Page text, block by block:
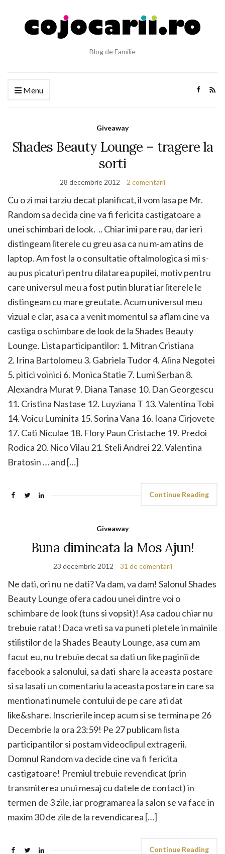
Blog de Familie
Menu
Giveaway
Shades Beauty Lounge – tragere la
sorti
28 decembrie 2012 2 comentarii
Cu o zi mai tarziu decat planificat, il vom lasa pe Mr.
Random sa decida cine va fi fericita castigatoare a
unei schimbari de look. .. Chiar imi pare rau, dar ieri
distingeam literele cu greu asa ca nu m-am atins de
laptop. Am fost la o consultatie oftalmologica si mi s-
au pus picaturi pentru dilatarea pupilei, motiv pentru
care universul meu a fost putin blurat iar literele le
distingeam cu mare greutate. Acum universul meu
vizual e clar, asa ca a venit momentul sa aflam cine va
castiga o schimbare de look de la Shades Beauty
Lounge. Lista participantilor: 1. Mitran Cristiana
2. Irina Bartolomeu 3. Gabriela Tudor 4. Alina Negotei
5. pitici voinici 6. Monica Statie 7. Lumi Serban 8.
Alexandra Murat 9. Diana Tanase 10. Dan Georgescu
11. Cristina Nastase 12. Luyziana T 13. Valentina Tobi
14. Voicu Luminita 15. Sorina Vana 16. Ioana Cirjovete
17. Cati Niculae 18. Flory Paun Cristache 19. Predoi
Rodica 20. Nico Vilau 21. Steli Andrei 22. Valentina
Bratosin … and […]
Continue Reading
Giveaway
Buna dimineata la Mos Ajun!
23 decembrie 2012 31 de comentarii
Ne dati, ori nu ne dati? Va dam, va dam! Salonul Shades
Beauty Lounge ofera cadou unei dintre voi o
schimbare de look (tuns si vopsit)! Asa cadou chiar nu
trebuie ratat! Daca vreti sa va puneti pletele in mainile
stilistilor de la Shades Beauty Lounge, asa cum am
facut eu, nu trebuie decat sa dati un like paginii de
facebook a salonului, sa dati share la aceasta postare
si sa lasati un comentariu la aceasta postare in care sa
mentionati numele contului de pe care ati dat
like&share. Inscrierile incep acum si se termina pe 26
Decembrie la ora 23:59! Pe 27 publicam lista
participantilor si postam videoclipul extragerii.
Domnul Random va decide cine va fi fericita
castigatoare! Premiul trebuie revendicat (prin
transmiterea unui mesaj cu datele de contact) in
termen de 3 zile, iar programarea la salon se va face in
maxim 30 de zile de la revendicarea […]
Continue Reading